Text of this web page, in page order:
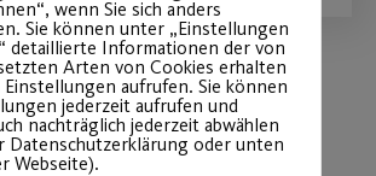
Load More
wenn Sie sich anders
Sie können unter „Einstellungen
detaillierte Informationen der von
Arten von Cookies erhalten
aufrufen. Sie können
jederzeit aufrufen und
nachträglich jederzeit abwählen
Datenschutzerklärung oder unten
Webseite).